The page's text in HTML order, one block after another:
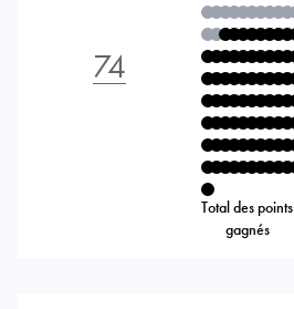
74
Total des points
gagnés